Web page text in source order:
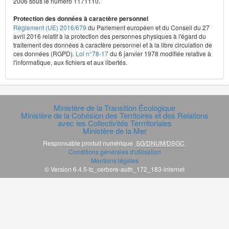
Protection des données à caractère personnel
Règlement (UE) 2016/679 du Parlement européen et du Conseil du 27
avril 2016 relatif à la protection des personnes physiques à l'égard du
traitement des données à caractère personnel et à la libre circulation de
ces données (RGPD). Loi n°78-17du 6 janvier 1978 modifiée relative à
l'informatique, aux fichiers et aux libertés.
Ministère de la Transition Écologique
Ministère de la Cohésion des Territoires et des Relations
avec les Collectivités Terrritoriales
Ministère de la Mer
Responsable produit numérique SG/DNUM/DSGC
Conditions générales d'utilisation
Mentions légales
© Version 6.4.5-tc_cerbere-auth_172_183-internet